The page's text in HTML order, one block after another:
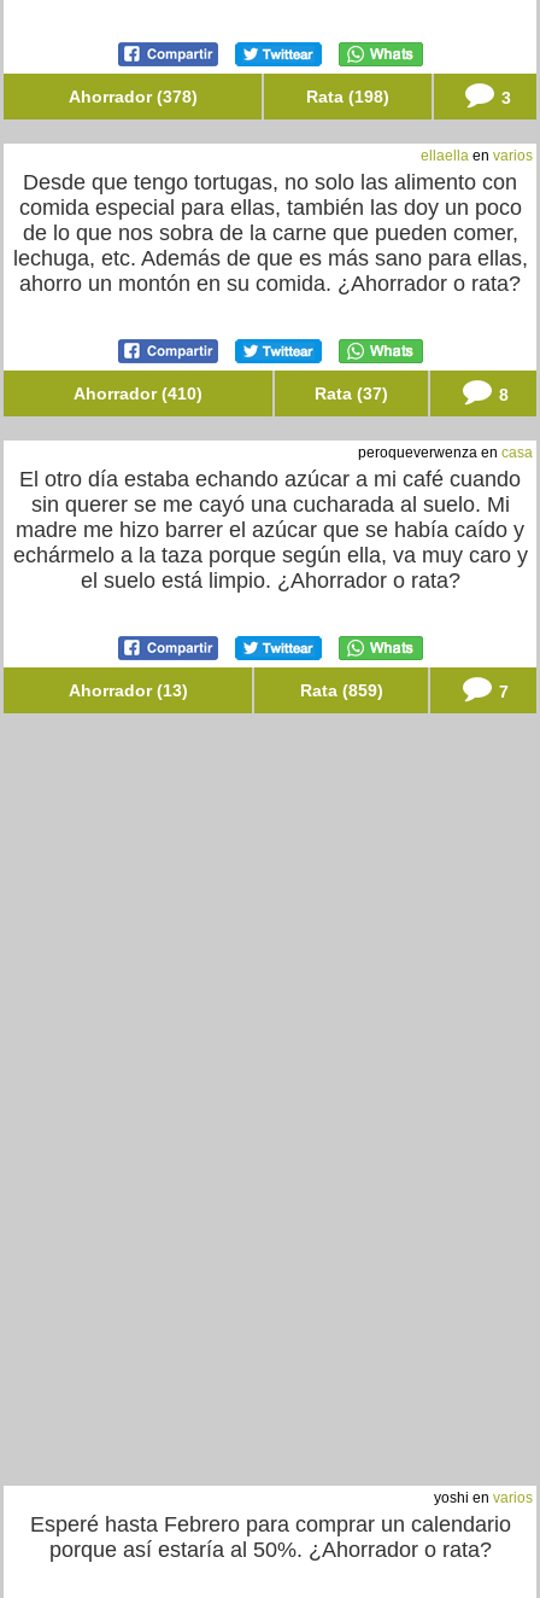
Ahorrador (378) Rata (198) 3
ellaella en varios
Desde que tengo tortugas, no solo las alimento con
comida especial para ellas, también las doy un poco
de lo que nos sobra de la carne que pueden comer,
lechuga, etc. Además de que es más sano para ellas,
ahorro un montón en su comida. ¿Ahorrador o rata?
Ahorrador (410) Rata (37) 8
peroqueverwenza en casa
El otro día estaba echando azúcar a mi café cuando
sin querer se me cayó una cucharada al suelo. Mi
madre me hizo barrer el azúcar que se había caído y
echármelo a la taza porque según ella, va muy caro y
el suelo está limpio. ¿Ahorrador o rata?
Ahorrador (13) Rata (859) 7
yoshi en varios
Esperé hasta Febrero para comprar un calendario
porque así estaría al 50%. ¿Ahorrador o rata?